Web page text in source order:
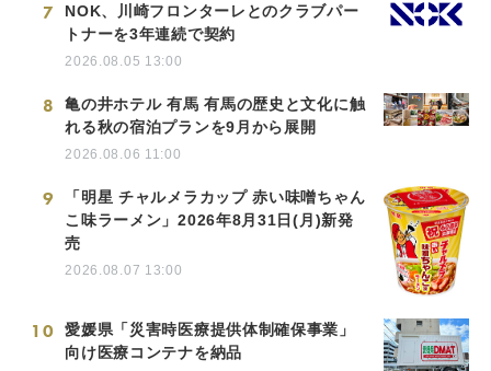
7
NOK、川崎フロンターレとのクラブパー
トナーを3年連続で契約
2026.08.05 13:00
8
亀の井ホテル 有馬 有馬の歴史と文化に触
れる秋の宿泊プランを9月から展開
2026.08.06 11:00
9
「明星 チャルメラカップ 赤い味噌ちゃん
こ味ラーメン」2026年8月31日(月)新発
売
2026.08.07 13:00
10
愛媛県「災害時医療提供体制確保事業」
向け医療コンテナを納品